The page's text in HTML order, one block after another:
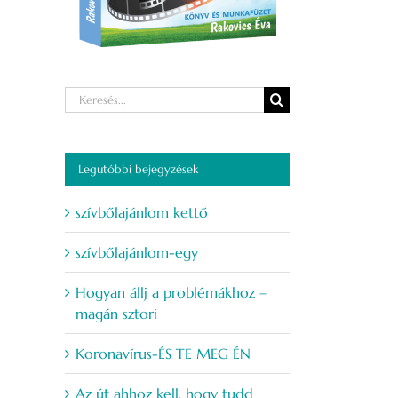
Keresés...
Legutóbbi bejegyzések
szívbőlajánlom kettő
szívbőlajánlom-egy
Hogyan állj a problémákhoz –
magán sztori
Koronavírus-ÉS TE MEG ÉN
Az út ahhoz kell, hogy tudd